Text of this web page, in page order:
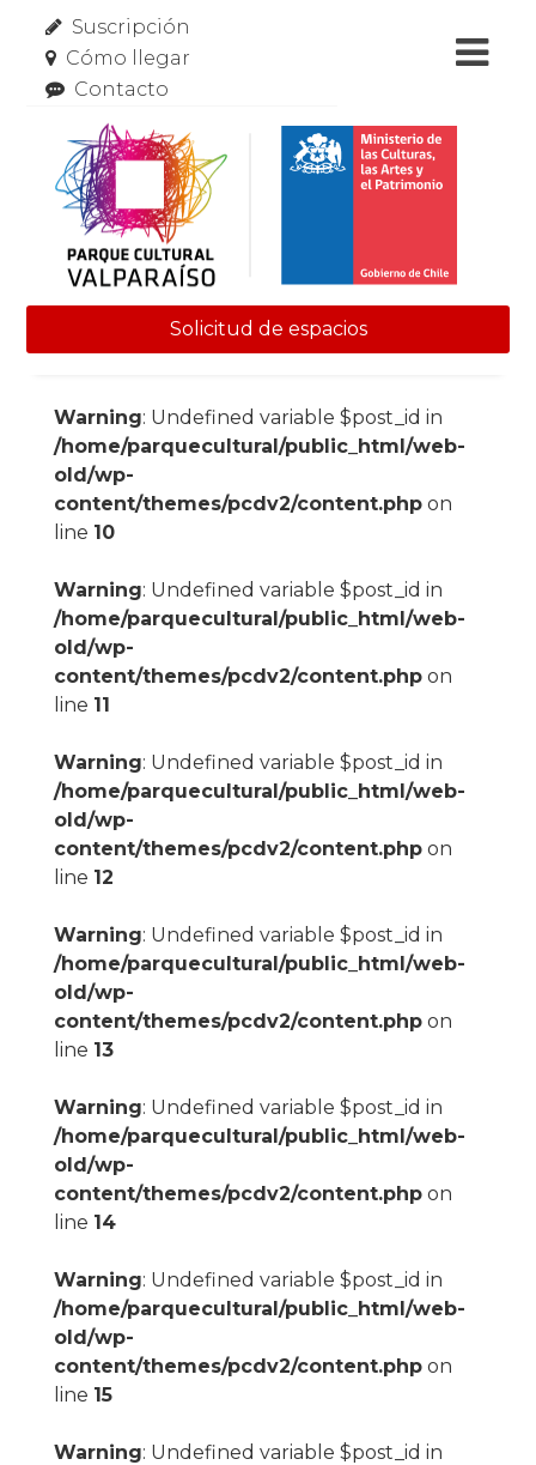
Suscripción
Cómo llegar
Contacto
Solicitud de espacios
Warning: Undefined variable $post_id in
/home/parquecultural/public_html/web-
old/wp-
content/themes/pcdv2/content.phpon
line 10
Warning: Undefined variable $post_id in
/home/parquecultural/public_html/web-
old/wp-
content/themes/pcdv2/content.phpon
line 11
Warning: Undefined variable $post_id in
/home/parquecultural/public_html/web-
old/wp-
content/themes/pcdv2/content.phpon
line 12
Warning: Undefined variable $post_id in
/home/parquecultural/public_html/web-
old/wp-
content/themes/pcdv2/content.phpon
line 13
Warning: Undefined variable $post_id in
/home/parquecultural/public_html/web-
old/wp-
content/themes/pcdv2/content.phpon
line 14
Warning: Undefined variable $post_id in
/home/parquecultural/public_html/web-
old/wp-
content/themes/pcdv2/content.phpon
line 15
Warning: Undefined variable $post_id in